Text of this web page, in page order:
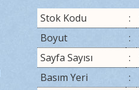
Stok Kodu :
Boyut
:
Sayfa Sayısı
:
Basım Yeri
: